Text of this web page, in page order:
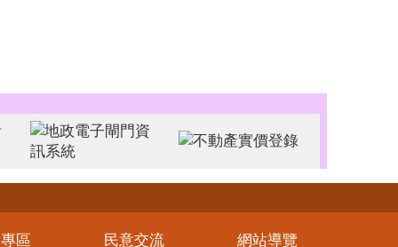
區 民意交流 網站導覽